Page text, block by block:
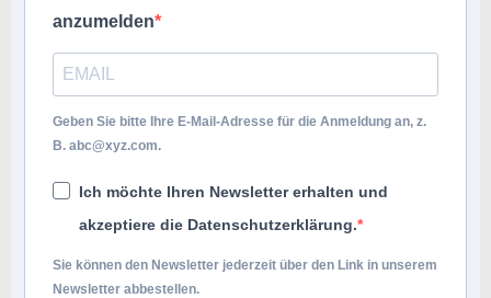
anzumelden
Geben Sie bitte Ihre E-Mail-Adresse für die Anmeldung an, z.
B. abc@xyz.com.
Ich möchte Ihren Newsletter erhalten und
akzeptiere die Datenschutzerklärung.
Sie können den Newsletter jederzeit über den Link in unserem
Newsletter abbestellen.